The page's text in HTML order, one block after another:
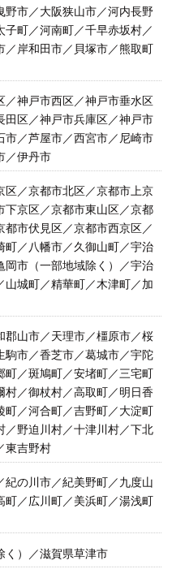
野市／大阪狭山市／河内長野
町／河南町／千早赤坂村／
／岸和田市／貝塚市／熊取町
／神戸市西区／神戸市垂水区
田区／神戸市兵庫区／神戸市
市／芦屋市／西宮市／尼崎市
／伊丹市
区／京都市北区／京都市上京
下京区／京都市東山区／京都
市伏見区／京都市西京区／
町／八幡市／久御山町／宇治
岡市（一部地域除く）／宇治
山城町／精華町／木津町／加
郡山市／天理市／橿原市／桜
駒市／香芝市／葛城市／宇陀
町／斑鳩町／安堵町／三宅町
村／御杖村／高取町／明日香
町／河合町／吉野町／大淀町
／野迫川村／十津川村／下北
東吉野村
紀の川市／紀美野町／九度山
町／広川町／美浜町／湯浅町
く）／滋賀県草津市